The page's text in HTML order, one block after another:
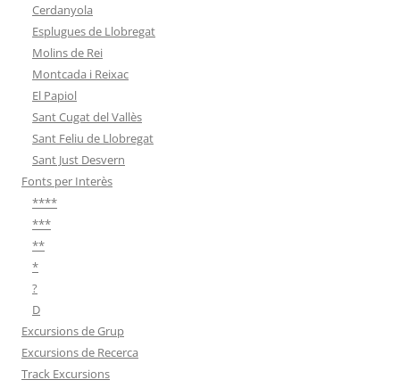
Cerdanyola
Esplugues de Llobregat
Molins de Rei
Montcada i Reixac
El Papiol
Sant Cugat del Vallès
Sant Feliu de Llobregat
Sant Just Desvern
Fonts per Interès
****
***
**
*
?
D
Excursions de Grup
Excursions de Recerca
Track Excursions